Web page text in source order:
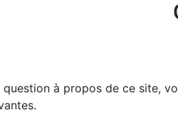
question à propos de ce site,